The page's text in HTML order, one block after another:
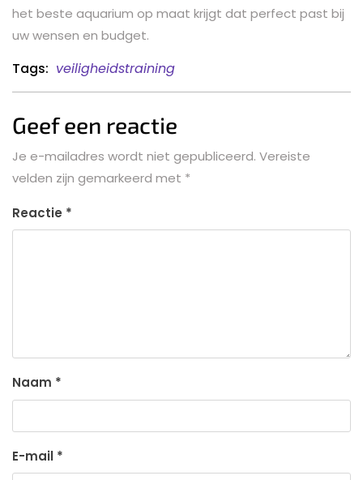
het beste aquarium op maat krijgt dat perfect past bij
uw wensen en budget.
Tags: veiligheidstraining
Geef een reactie
Je e-mailadres wordt niet gepubliceerd. Vereiste
velden zijn gemarkeerd met *
Reactie *
Naam *
E-mail *